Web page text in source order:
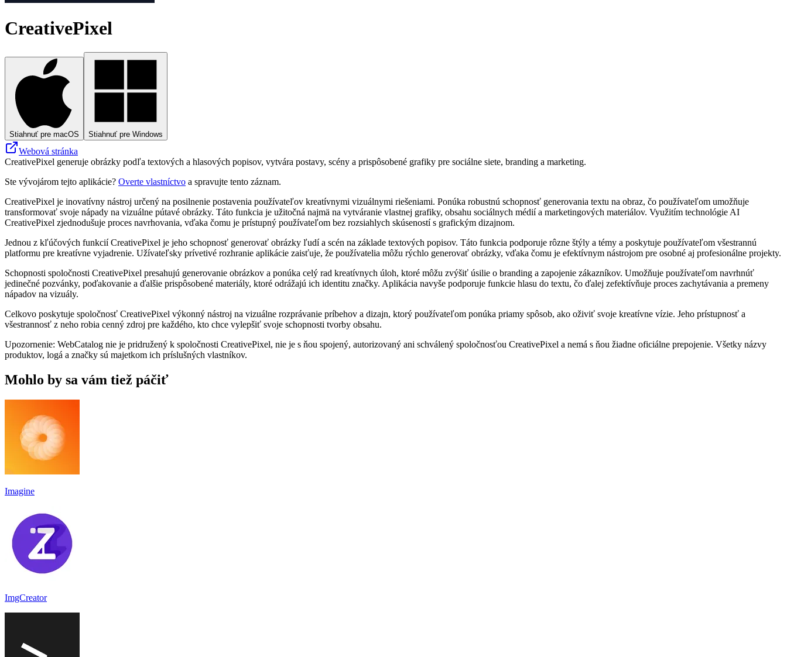
CreativePixel
Stiahnuť pre macOS Stiahnuť pre Windows
Webová stránka
CreativePixel generuje obrázky podľa textových a hlasových popisov, vytvára postavy, scény a prispôsobené grafiky pre sociálne siete, branding a marketing.
Ste vývojárom tejto aplikácie? Overte vlastníctvo a spravujte tento záznam.
CreativePixel je inovatívny nástroj určený na posilnenie postavenia používateľov kreatívnymi vizuálnymi riešeniami. Ponúka robustnú schopnosť generovania textu na obraz, čo používateľom umožňuje
transformovať svoje nápady na vizuálne pútavé obrázky. Táto funkcia je užitočná najmä na vytváranie vlastnej grafiky, obsahu sociálnych médií a marketingových materiálov. Využitím technológie AI
CreativePixel zjednodušuje proces navrhovania, vďaka čomu je prístupný používateľom bez rozsiahlych skúseností s grafickým dizajnom.
Jednou z kľúčových funkcií CreativePixel je jeho schopnosť generovať obrázky ľudí a scén na základe textových popisov. Táto funkcia podporuje rôzne štýly a témy a poskytuje používateľom všestrannú
platformu pre kreatívne vyjadrenie. Užívateľsky prívetivé rozhranie aplikácie zaisťuje, že používatelia môžu rýchlo generovať obrázky, vďaka čomu je efektívnym nástrojom pre osobné aj profesionálne projekty.
Schopnosti spoločnosti CreativePixel presahujú generovanie obrázkov a ponúka celý rad kreatívnych úloh, ktoré môžu zvýšiť úsilie o branding a zapojenie zákazníkov. Umožňuje používateľom navrhnúť
jedinečné pozvánky, poďakovanie a ďalšie prispôsobené materiály, ktoré odrážajú ich identitu značky. Aplikácia navyše podporuje funkcie hlasu do textu, čo ďalej zefektívňuje proces zachytávania a premeny
nápadov na vizuály.
Celkovo poskytuje spoločnosť CreativePixel výkonný nástroj na vizuálne rozprávanie príbehov a dizajn, ktorý používateľom ponúka priamy spôsob, ako oživiť svoje kreatívne vízie. Jeho prístupnosť a
všestrannosť z neho robia cenný zdroj pre každého, kto chce vylepšiť svoje schopnosti tvorby obsahu.
Upozornenie: WebCatalog nie je pridružený k spoločnosti CreativePixel, nie je s ňou spojený, autorizovaný ani schválený spoločnosťou CreativePixel a nemá s ňou žiadne oficiálne prepojenie. Všetky názvy
produktov, logá a značky sú majetkom ich príslušných vlastníkov.
Mohlo by sa vám tiež páčiť
Imagine
ImgCreator